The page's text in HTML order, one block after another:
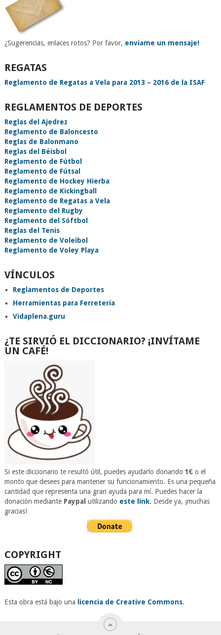
¿Sugerencias, enlaces rotos? Por favor, envíame un mensaje!
REGATAS
Reglamento de Regatas a Vela para 2013 – 2016 de la ISAF
REGLAMENTOS DE DEPORTES
Reglas del Ajedrez
Reglamento de Baloncesto
Reglas de Balonmano
Reglas del Béisbol
Reglamento de Fútbol
Reglamento de Fútsal
Reglamento de Hockey Hierba
Reglamento de Kickingball
Reglamento de Regatas a Vela
Reglamento del Rugby
Reglamento del Sóftbol
Reglas del Tenis
Reglamento de Voleibol
Reglamento de Voley Playa
VÍNCULOS
Reglamentos de Deportes
Herramientas para Ferretería
Vidaplena.guru
¿TE SIRVIÓ EL DICCIONARIO? ¡INVÍTAME
UN CAFÉ!
Si este diccionario te resultó útil, puedes ayudarlo donando 1€o el
monto que desees para mantener su funcionamiento. Es una pequeña
cantidad que representa una gran ayuda para mí. Puedes hacer la
donación mediante Paypal utilizando este link. Desde ya, ¡muchas
gracias!
COPYRIGHT
Esta obra está bajo una licencia de Creative Commons.